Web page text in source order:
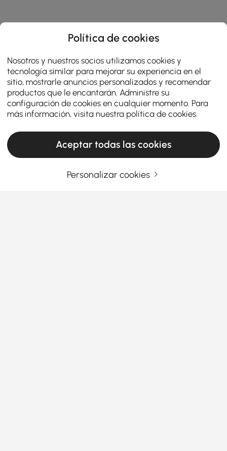
Un guide pratique pour choisir le mobilier
Política de cookies
Nosotros y nuestros socios utilizamos cookies y
tecnología similar para mejorar su experiencia en el
sitio, mostrarle anuncios personalizados y recomendar
productos que le encantarán. Administre su
configuración de cookies en cualquier momento. Para
más información, visita nuestra política de cookies
Aceptar todas las cookies
Personalizar cookies